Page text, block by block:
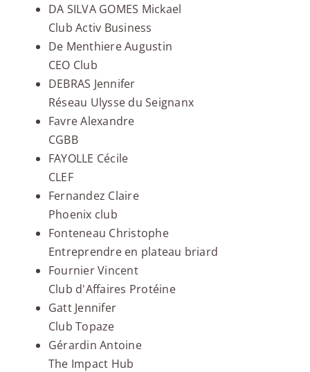
DA SILVA GOMES Mickael
Club Activ Business
De Menthiere Augustin
CEO Club
DEBRAS Jennifer
Réseau Ulysse du Seignanx
Favre Alexandre
CGBB
FAYOLLE Cécile
CLEF
Fernandez Claire
Phoenix club
Fonteneau Christophe
Entreprendre en plateau briard
Fournier Vincent
Club d'Affaires Protéine
Gatt Jennifer
Club Topaze
Gérardin Antoine
The Impact Hub